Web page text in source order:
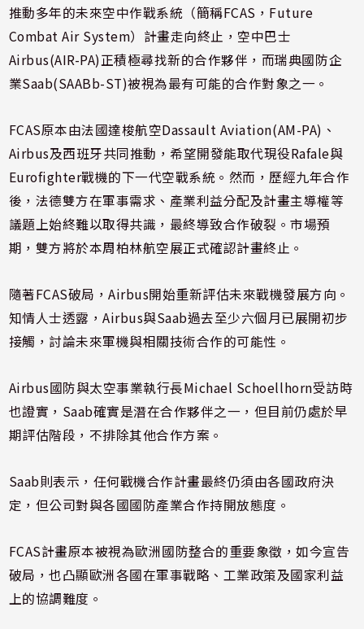
推動多年的未來空中作戰系統（簡稱FCAS，Future
Combat Air System）計畫走向終止，空中巴士
Airbus(AIR-PA)正積極尋找新的合作夥伴，而瑞典國防企
業Saab(SAABb-ST)被視為最有可能的合作對象之一。
FCAS原本由法國達梭航空Dassault Aviation(AM-PA)、
Airbus及西班牙共同推動，希望開發能取代現役Rafale與
Eurofighter戰機的下一代空戰系統。然而，歷經九年合作
後，法德雙方在軍事需求、產業利益分配及計畫主導權等
議題上始終難以取得共識，最終導致合作破裂。市場預
期，雙方將於本周柏林航空展正式確認計畫終止。
隨著FCAS破局，Airbus開始重新評估未來戰機發展方向。
知情人士透露，Airbus與Saab過去至少六個月已展開初步
接觸，討論未來軍機與相關技術合作的可能性。
Airbus國防與太空事業執行長Michael Schoellhorn受訪時
也證實，Saab確實是潛在合作夥伴之一，但目前仍處於早
期評估階段，不排除其他合作方案。
Saab則表示，任何戰機合作計畫最終仍須由各國政府決
定，但公司對與各國國防產業合作持開放態度。
FCAS計畫原本被視為歐洲國防整合的重要象徵，如今宣告
破局，也凸顯歐洲各國在軍事戰略、工業政策及國家利益
上的協調難度。